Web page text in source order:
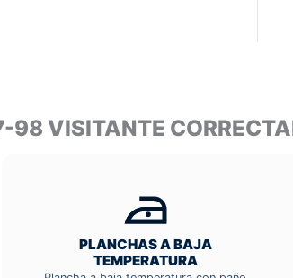
98 VISITANTE
PLANCHAS A BAJA
TEMPERATURA